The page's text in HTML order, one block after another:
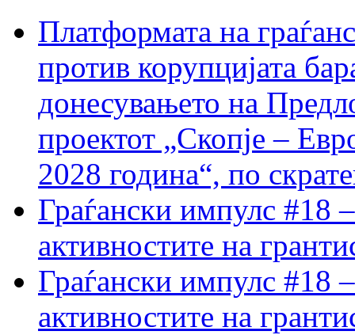
Платформата на
против корупцијата
донесувањето на
проектот „Скопје –
2028 година“, по
Граѓански импулс #18
активностите на
Граѓански импулс #18
активностите на